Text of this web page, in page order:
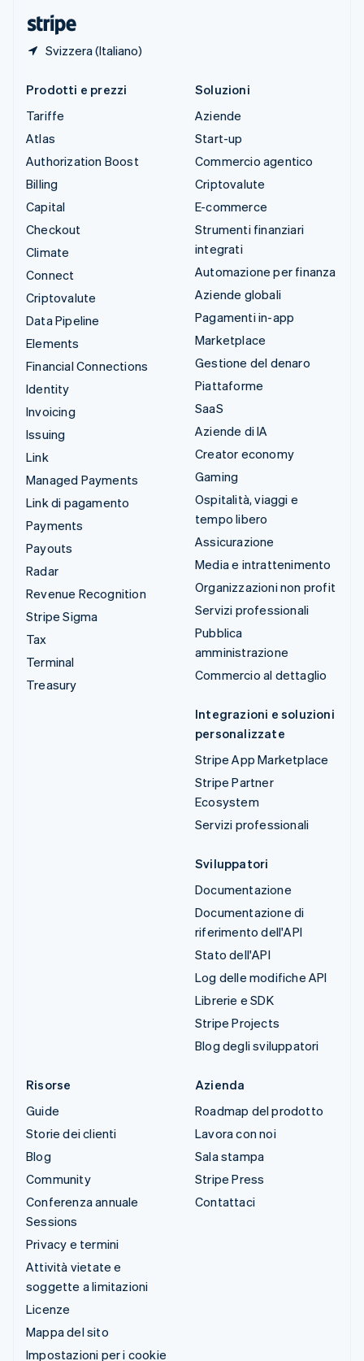
Svizzera (Italiano)
Prodotti e prezzi
Tariffe
Atlas
Authorization Boost
Billing
Capital
Checkout
Climate
Connect
Criptovalute
Data Pipeline
Elements
Financial Connections
Identity
Invoicing
Issuing
Link
Managed Payments
Link di pagamento
Payments
Payouts
Radar
Revenue Recognition
Stripe Sigma
Tax
Terminal
Treasury
Soluzioni
Aziende
Start-up
Commercio agentico
Criptovalute
E-commerce
Strumenti finanziari
integrati
Automazione per finanza
Aziende globali
Pagamenti in-app
Marketplace
Gestione del denaro
Piattaforme
SaaS
Aziende di IA
Creator economy
Gaming
Ospitalità, viaggi e
tempo libero
Assicurazione
Media e intrattenimento
Organizzazioni non profit
Servizi professionali
Pubblica
amministrazione
Commercio al dettaglio
Integrazioni e soluzioni
personalizzate
Stripe App Marketplace
Stripe Partner
Ecosystem
Servizi professionali
Sviluppatori
Documentazione
Documentazione di
riferimento dell'API
Stato dell'API
Log delle modifiche API
Librerie e SDK
Stripe Projects
Blog degli sviluppatori
Risorse
Guide
Storie dei clienti
Blog
Community
Conferenza annuale
Sessions
Privacy e termini
Attività vietate e
soggette a limitazioni
Licenze
Mappa del sito
Impostazioni per i cookie
Azienda
Roadmap del prodotto
Lavora con noi
Sala stampa
Stripe Press
Contattaci